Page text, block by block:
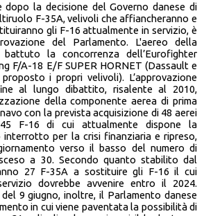
dopo la decisione del Governo danese di
F-35A, velivoli che affiancheranno e
gli F-16 attualmente in servizio, è
del Parlamento. L'aereo della
la concorrenza dell’Eurofighter
F/A-18 E/F SUPER HORNET (Dassault e
i propri velivoli). L’approvazione
al lungo dibattito, risalente al 2010,
della componente aerea di prima
con la prevista acquisizione di 48 aerei
F-16 di cui attualmente dispone la
interrotto per la crisi finanziaria e ripreso,
verso il basso del numero di
a 30. Secondo quanto stabilito dal
27 F-35A a sostituire gli F-16 il cui
dovrebbe avvenire entro il 2024.
9 giugno, inoltre, il Parlamento danese
in cui viene paventata la possibilità di